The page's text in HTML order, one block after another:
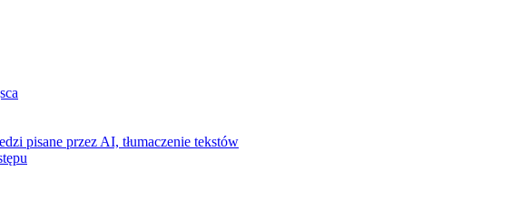
pisane przez AI, tłumaczenie tekstów